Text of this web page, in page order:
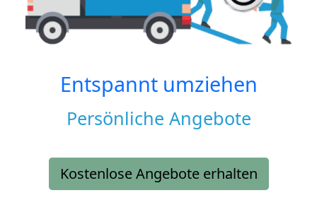
Entspannt umziehen
Persönliche Angebote
Kostenlose Angebote erhalten